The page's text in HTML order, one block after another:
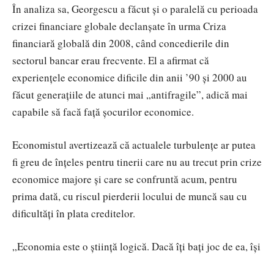
În analiza sa, Georgescu a făcut și o paralelă cu perioada
crizei financiare globale declanșate în urma Criza
financiară globală din 2008, când concedierile din
sectorul bancar erau frecvente. El a afirmat că
experiențele economice dificile din anii ’90 și 2000 au
făcut generațiile de atunci mai „antifragile”, adică mai
capabile să facă față șocurilor economice.
Economistul avertizează că actualele turbulențe ar putea
fi greu de înțeles pentru tinerii care nu au trecut prin crize
economice majore și care se confruntă acum, pentru
prima dată, cu riscul pierderii locului de muncă sau cu
dificultăți în plata creditelor.
„Economia este o știință logică. Dacă îți bați joc de ea, își